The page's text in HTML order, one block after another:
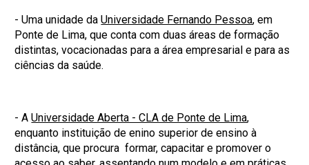
- Uma unidade daUniversidade Fernando Pessoa, em
Ponte de Lima, que conta com duas áreas de formação
distintas, vocacionadas para a área empresarial e para as
ciências da saúde.
- AUniversidade Aberta - CLA de Ponte de Lima,
enquanto instituição de enino superior de ensino à
distância, que procura formar, capacitar e promover o